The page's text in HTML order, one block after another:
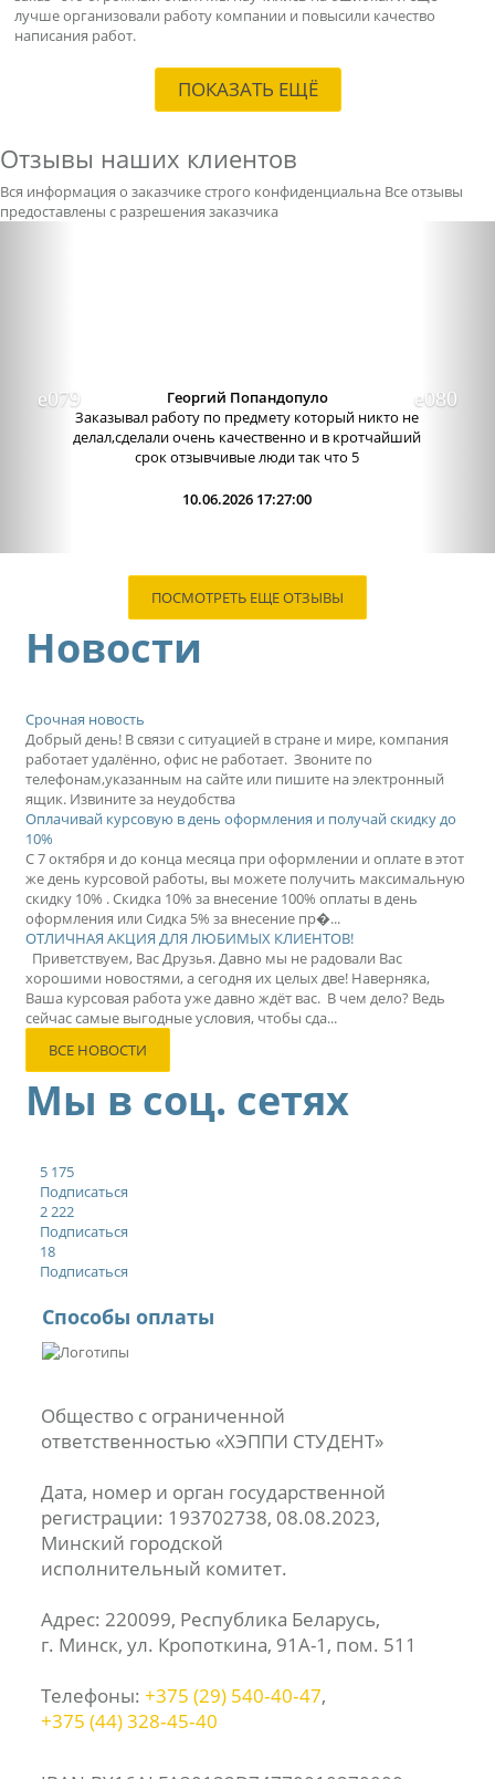
лучше организовали работу компании и повысили качество
написания работ.
ПОКАЗАТЬ ЕЩЁ
Отзывы наших клиентов
Вся информация о заказчике строго конфиденциальна Все отзывы
предоставлены с разрешения заказчика
Отличный сервис, очень приятные
администраторы. Связь очень хорошо налажена,
поэтому можно узнавать новости о написании
работы. Сама...
09.06.2026 13:15:00
ПОСМОТРЕТЬ ЕЩЕ ОТЗЫВЫ
Новости
Срочная новость
Добрый день! В связи с ситуацией в стране и мире, компания
работает удалённо, офис не работает. Звоните по
телефонам,указанным на сайте или пишите на электронный
ящик. Извините за неудобства
Оплачивай курсовую в день оформления и получай скидку до
10%
С 7 октября и до конца месяца при оформлении и оплате в этот
же день курсовой работы, вы можете получить максимальную
скидку 10% . Скидка 10% за внесение 100% оплаты в день
оформления или Сидка 5% за внесение пр�...
ОТЛИЧНАЯ АКЦИЯ ДЛЯ ЛЮБИМЫХ КЛИЕНТОВ!
Приветствуем, Вас Друзья. Давно мы не радовали Вас
хорошими новостями, а сегодня их целых две! Наверняка,
Ваша курсовая работа уже давно ждёт вас. В чем дело? Ведь
сейчас самые выгодные условия, чтобы сда...
ВСЕ НОВОСТИ
Мы в соц. сетях
5 175
Подписаться
2 222
Подписаться
18
Подписаться
Способы оплаты
Общество с ограниченной
ответственностью «ХЭППИ СТУДЕНТ»
Дата, номер и орган государственной
регистрации: 193702738, 08.08.2023,
Минский городской
исполнительный комитет.
Адрес: 220099, Республика Беларусь,
г. Минск, ул. Кропоткина, 91А-1, пом. 511
Телефоны: +375 (29) 540‑40‑47,
+375 (44) 328‑45‑40